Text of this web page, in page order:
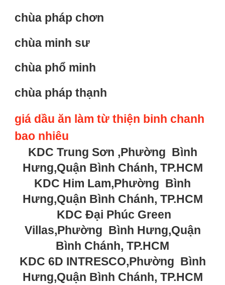
chùa pháp chơn
chùa minh sư
chùa phổ minh
chùa pháp thạnh
giá dầu ăn làm từ thiện binh chanh
bao nhiêu
KDC Trung Sơn ,Phường Bình
Hưng,Quận Bình Chánh, TP.HCM
KDC Him Lam,Phường Bình
Hưng,Quận Bình Chánh, TP.HCM
KDC Đại Phúc Green
Villas,Phường Bình Hưng,Quận
Bình Chánh, TP.HCM
KDC 6D INTRESCO,Phường Bình
Hưng,Quận Bình Chánh, TP.HCM